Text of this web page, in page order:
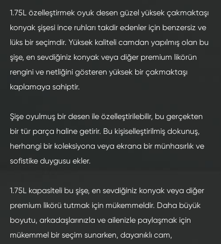
1.75L özelleştirmek oyuk desen güzel yüksek çakmaktaşı
konyak şişesi ince ruhları takdir edenler için benzersiz ve
lüks bir seçimdir. Yüksek kaliteli camdan yapılmış olan bu
şişe, en sevdiğiniz konyak veya diğer premium likörün
rengini ve netliğini gösteren yüksek bir çakmaktaşı
kaplamaya sahiptir.
Şişe oyulmuş bir desen ile özelleştirilebilir, bu gerçekten
bir tür parça haline getirir. Bu kişiselleştirilmiş dokunuş,
herhangi bir koleksiyona veya ekrana bir münhasırlık ve
sofistike duygusu ekler.
1.75L kapasiteli bu şişe, en sevdiğiniz konyak veya diğer
premium likörü tutmak için mükemmeldir. Daha büyük
boyutu, arkadaşlarınızla ve ailenizle paylaşmak için
mükemmel bir seçim sunarken, dayanıklı cam,